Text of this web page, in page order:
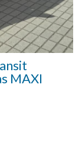
MAXI